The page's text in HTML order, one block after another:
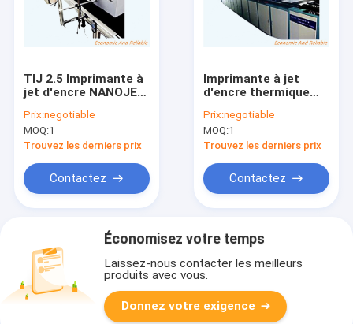
TIJ 2.5 Imprimante à
jet d'encre NANOJET-
thermique 12,7mm
304m/min support
Diverses encres pour
cartons de colis
Prix:negotiable
MOQ:1
Trouvez les derniers prix
Contactez
Imprimante à jet
d'encre thermique
multifonctionnelle
RS232C 1 ~ 24 têtes
d'impression
carton Impression
d'emballages
Prix:negotiable
MOQ:1
Trouvez les derniers prix
Contactez
Économisez votre temps
Laissez-nous contacter les meilleurs
produits avec vous.
Donnez votre exigence